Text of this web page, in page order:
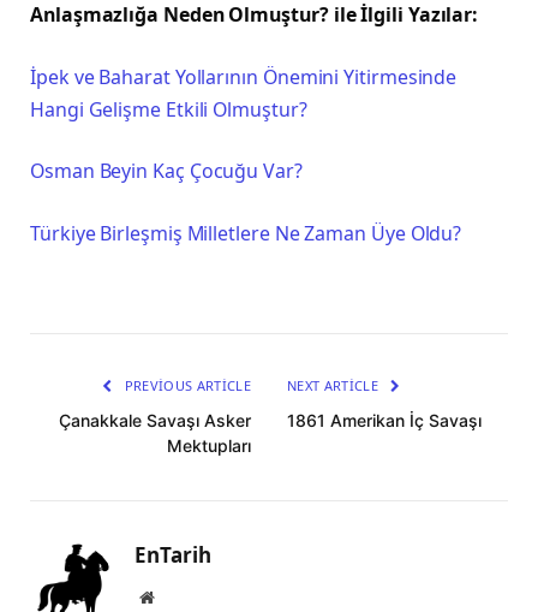
Anlaşmazlığa Neden Olmuştur? ile İlgili Yazılar:
İpek ve Baharat Yollarının Önemini Yitirmesinde
Hangi Gelişme Etkili Olmuştur?
Osman Beyin Kaç Çocuğu Var?
Türkiye Birleşmiş Milletlere Ne Zaman Üye Oldu?
PREVIOUS ARTICLE
Çanakkale Savaşı Asker
Mektupları
NEXT ARTICLE
1861 Amerikan İç Savaşı
EnTarih
Website